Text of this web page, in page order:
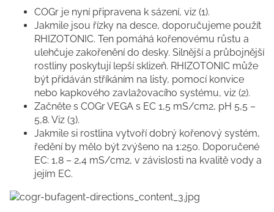
COGr je nyní připravena k sázení, viz (1).
Jakmile jsou řízky na desce, doporučujeme použít
RHIZOTONIC. Ten pomáhá kořenovému růstu a
ulehčuje zakořenění do desky. Silnější a průbojnější
rostliny poskytují lepší sklizeň. RHIZOTONIC může
být přidáván stříkáním na listy, pomocí konvice
nebo kapkového zavlažovacího systému, viz (2).
Začněte s COGr VEGA s EC 1,5 mS/cm2, pH 5,5 –
5,8. Viz (3).
Jakmile si rostlina vytvoří dobrý kořenový systém,
ředění by mělo být zvýšeno na 1:250. Doporučené
EC: 1,8 – 2,4 mS/cm2, v závislosti na kvalitě vody a
jejím EC.